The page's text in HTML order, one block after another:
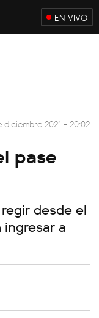
EN VIVO
diciembre 2021 - 20:02
pase
desde el
ingresar a